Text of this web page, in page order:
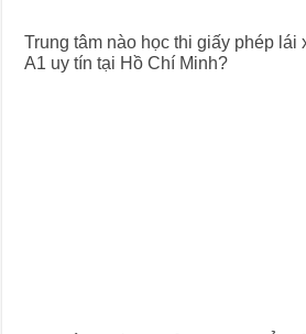
Trung tâm nào học thi giấy phép lái
A1 uy tín tại Hồ Chí Minh?